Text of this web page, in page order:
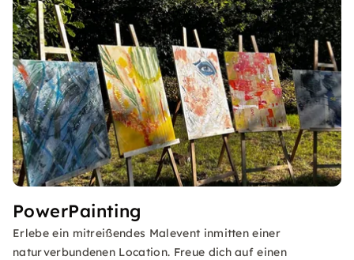
PowerPainting
Erlebe ein mitreißendes Malevent inmitten einer
naturverbundenen Location. Freue dich auf einen